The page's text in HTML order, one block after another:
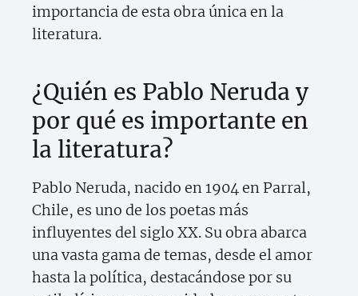
importancia de esta obra única en la
literatura.
¿Quién es Pablo Neruda y
por qué es importante en
la literatura?
Pablo Neruda, nacido en 1904 en Parral,
Chile, es uno de los poetas más
influyentes del siglo XX. Su obra abarca
una vasta gama de temas, desde el amor
hasta la política, destacándose por su